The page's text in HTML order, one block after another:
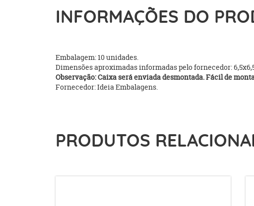
INFORMAÇÕES DO
Embalagem: 10 unidades.
Dimensões aproximadas informadas pelo fornecedor:
Observação: Caixa será enviada desmontada. Fácil de
Fornecedor: Ideia Embalagens.
PRODUTOS